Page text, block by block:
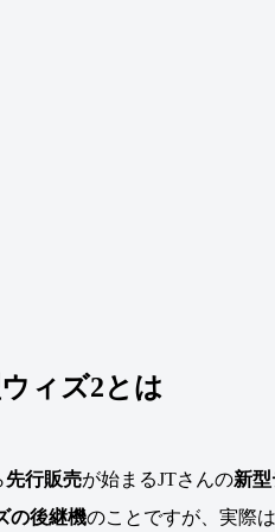
ィズ2とは
先行販売が始まるJTさんの新型
の後継機のことですが、実際